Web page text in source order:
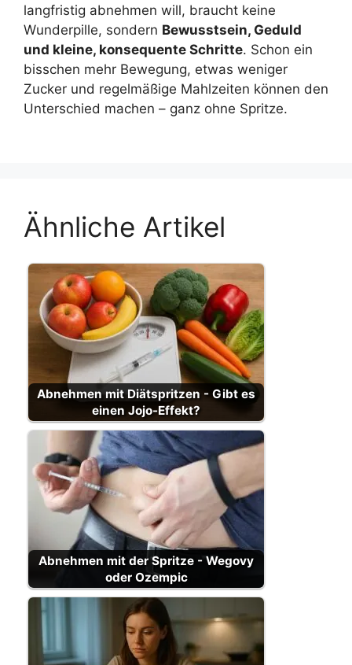
langfristig abnehmen will, braucht keine
Wunderpille, sondern Bewusstsein, Geduld
und kleine, konsequente Schritte. Schon ein
bisschen mehr Bewegung, etwas weniger
Zucker und regelmäßige Mahlzeiten können den
Unterschied machen – ganz ohne Spritze.
Ähnliche Artikel
Abnehmen mit Diätspritzen - Gibt es
einen Jojo-Effekt?
Abnehmen mit der Spritze - Wegovy
oder Ozempic